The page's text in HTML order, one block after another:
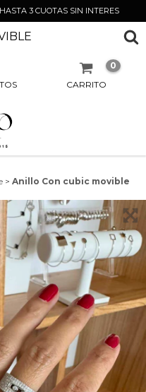
3 CUOTAS SIN INTERES
CARRITO
0
> Anillo Con cubic movible